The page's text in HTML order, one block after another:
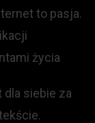
to pasja.
życia
siebie za